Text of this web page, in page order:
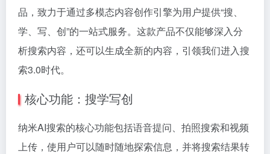
品，致力于通过多模态内容创作引擎为用户提供“搜、
学、写、创”的一站式服务。这款产品不仅能够深入分
析搜索内容，还可以生成全新的内容，引领我们进入搜
索3.0时代。
核心功能：搜学写创
纳米AI搜索的核心功能包括语音提问、拍照搜索和视频
上传，使用户可以随时随地探索信息，并将搜索结果转